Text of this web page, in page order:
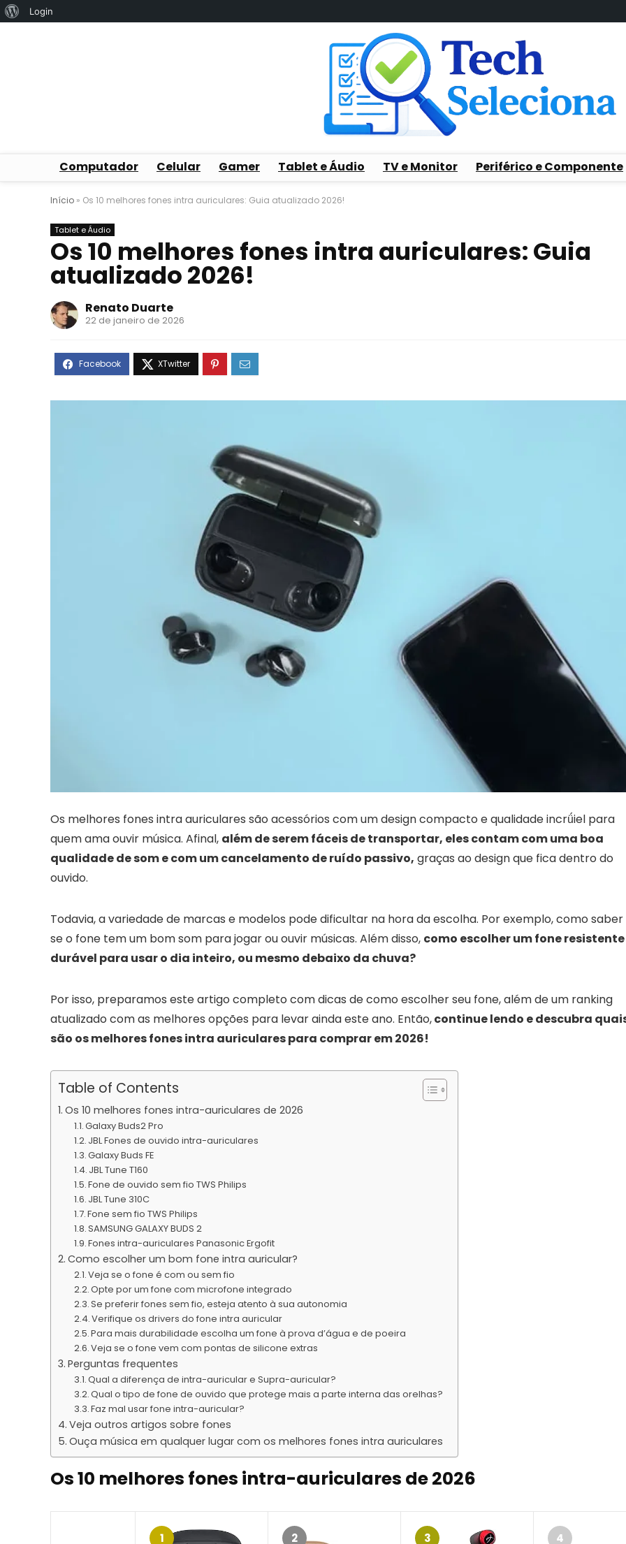
Sobre
Login
Computador Celular Gamer Tablet e Áudio TV e Monitor Periférico e Componente
Início » Os 10 melhores fones intra auriculares: Guia atualizado 2026!
Tablet e Áudio
Os 10 melhores fones intra auriculares: Guia
atualizado 2026!
Renato Duarte
22 de janeiro de 2026
Os melhores fones intra auriculares são acessórios com um design compacto e qualidade incrǘiel para
quem ama ouvir música. Afinal, além de serem fáceis de transportar, eles contam com uma boa
qualidade de som e com um cancelamento de ruído passivo, graças ao design que fica dentro do
ouvido.
Todavia, a variedade de marcas e modelos pode dificultar na hora da escolha. Por exemplo, como saber
se o fone tem um bom som para jogar ou ouvir músicas. Além disso, como escolher um fone resistente
durável para usar o dia inteiro, ou mesmo debaixo da chuva?
Por isso, preparamos este artigo completo com dicas de como escolher seu fone, além de um ranking
atualizado com as melhores opções para levar ainda este ano. Então,continue lendo e descubra
são os melhores fones intra auriculares para comprar em 2026!
Table of Contents
Os 10 melhores fones intra-auriculares de 2026
Galaxy Buds2 Pro
JBL Fones de ouvido intra-auriculares
Galaxy Buds FE
JBL Tune T160
Fone de ouvido sem fio TWS Philips
JBL Tune 310C
Fone sem fio TWS Philips
SAMSUNG GALAXY BUDS 2
Fones intra-auriculares Panasonic Ergofit
Como escolher um bom fone intra auricular?
Veja se o fone é com ou sem fio
Opte por um fone com microfone integrado
Se preferir fones sem fio, esteja atento à sua autonomia
Verifique os drivers do fone intra auricular
Para mais durabilidade escolha um fone à prova d’água e de poeira
Veja se o fone vem com pontas de silicone extras
Perguntas frequentes
Qual a diferença de intra-auricular e Supra-auricular?
Qual o tipo de fone de ouvido que protege mais a parte interna das orelhas?
Faz mal usar fone intra-auricular?
Veja outros artigos sobre fones
Ouça música em qualquer lugar com os melhores fones intra auriculares
Os 10 melhores fones intra-auriculares de 2026
1 2 3 4